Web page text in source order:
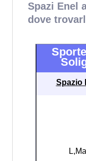
Spazi Enel
dove
Spazio